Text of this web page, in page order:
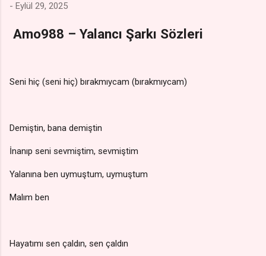
- Eylül 29, 2025
Amo988 – Yalancı Şarkı Sözleri
Seni hiç (seni hiç) bırakmıycam (bırakmıycam)
Demiştin, bana demiştin
İnanıp seni sevmiştim, sevmiştim
Yalanına ben uymuştum, uymuştum
Malım ben
Hayatımı sen çaldın, sen çaldın